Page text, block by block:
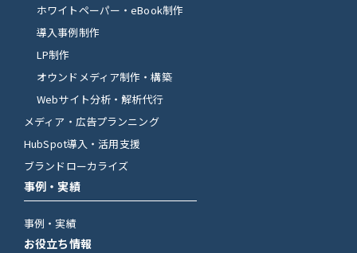
ホワイトペーパー・eBook制作
導入事例制作
LP制作
オウンドメディア制作・構築
Webサイト分析・解析代行
メディア・広告プランニング
HubSpot導入・活用支援
ブランドローカライズ
事例・実績
事例・実績
お役立ち情報